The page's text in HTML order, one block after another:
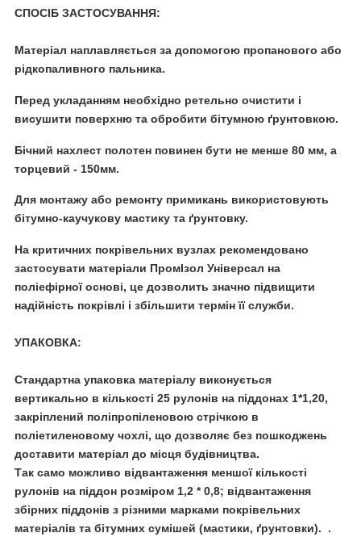
СПОСІБ ЗАСТОСУВАННЯ:
Матеріал наплавляється за допомогою пропанового або
рідкопаливного пальника.
Перед укладанням необхідно ретельно очистити і
висушити поверхню та обробити бітумною ґрунтовкою.
Бічний нахлест полотен повинен бути не менше 80 мм, а
торцевий - 150мм.
Для монтажу або ремонту примикань використовують
бітумно-каучукову мастику та ґрунтовку.
На критичних покрівельних вузлах рекомендовано
застосувати матеріали ПромІзол Універсал на
поліефірної основі, це дозволить значно підвищити
надійність покрівлі і збільшити термін її служби.
УПАКОВКА:
Стандартна упаковка матеріалу виконується
вертикально в кількості 25 рулонів на піддонах 1*1,20,
закріплений поліпропіленовою стрічкою в
поліетиленовому чохлі, що дозволяє без пошкоджень
доставити матеріал до місця будівництва.
Так само можливо відвантаження меншої кількості
рулонів на піддон розміром 1,2 * 0,8; відвантаження
збірних піддонів з різними марками покрівельних
матеріалів та бітумних сумішей (мастики, ґрунтовки). .